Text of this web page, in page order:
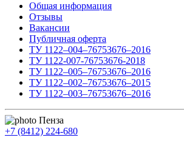
Общая информация
Отзывы
Вакансии
Публичная оферта
ТУ 1122–004–76753676–2016
ТУ 1122-007-76753676-2018
ТУ 1122–005–76753676–2016
ТУ 1122–002–76753676–2015
ТУ 1122–003–76753676–2016
Пенза
+7 (8412) 224-680